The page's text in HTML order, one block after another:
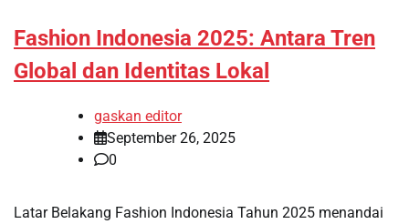
Fashion Indonesia 2025: Antara Tren
Global dan Identitas Lokal
gaskan editor
September 26, 2025
0
Latar Belakang Fashion Indonesia Tahun 2025 menandai